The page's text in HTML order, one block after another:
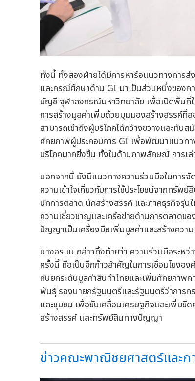
ทั้งนี้ ทั้งสองฝ่ายได้มีการหารือแนวทางการ
และกรณีศึกษาด้าน GI มาเป็นส่วนหนึ่งของก
บัญชี จุฬาลงกรณ์มหาวิทยาลัย เพื่อเปิดพื้นที่
การสร้างมูลค่าเพิ่มด้วยมุมมองสร้างสรรค์ที่
สามารถเข้าถึงผู้บริโภคได้กว้างขวางและทั
ศักยภาพผู้ประกอบการ GI เพื่อพัฒนาแนวทา
บริโภคมากยิ่งขึ้น ทั้งในด้านภาพลักษณ์ การเล่
นอกจากนี้ ยังมีแนวทางความร่วมมือในการ
ความเข้าใจเกี่ยวกับการใช้ประโยชน์จากทรั
นักการตลาด นักสร้างสรรค์ และภาคธุรกิจ
ความเชี่ยวชาญและเครือข่ายด้านการตลาดข
ปัญญาเป็นเครื่องมือเพิ่มมูลค่าและสร้างควา
นางอรมน กล่าวทิ้งท้ายว่า ความร่วมมือระห
ครั้งนี้ ถือเป็นอีกก้าวสำคัญในการเชื่อมโยง
กันยกระดับมูลค่าสินค้าไทยและเพิ่มศักยภาพ
พันธุ์ รองนายกรัฐมนตรีและรัฐมนตรีว่าการ
และชุมชน เพื่อขับเคลื่อนเศรษฐกิจและเพิ่มขี
สร้างสรรค์ และทรัพย์สินทางปัญญา
ข่าวคณะพาณิชยศาสตร์และก